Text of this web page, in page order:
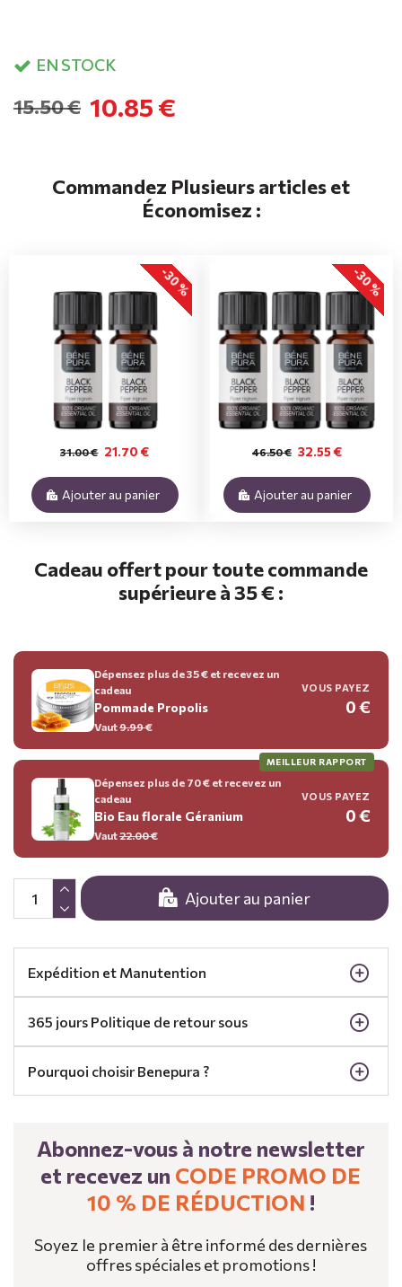
EN STOCK
10.85 €
15.50 €
Ajouter au panier
Cadeau offert pour toute commande
supérieure à 35 € :
Dépensez plus de 35 € et recevez un
cadeau
Pommade Propolis
Vaut9.99€
VOUS PAYEZ
0 €
MEILLEUR RAPPORT
Dépensez plus de 70 € et recevez un
cadeau
Bio Eau florale Géranium
Vaut22.00€
VOUS PAYEZ
0 €
Commandez Plusieurs articles et
Économisez :
-30 %
21.70 €
31.00 €
Ajouter au panier
-30 %
32.55 €
46.50 €
Ajouter au panier
Expédition et Manutention
365 jours Politique de retour sous
Pourquoi choisir Benepura ?
Abonnez-vous à notre newsletter
et recevez un CODE PROMO DE
10 % DE RÉDUCTION !
Soyez le premier à être informé des dernières
offres spéciales et promotions !